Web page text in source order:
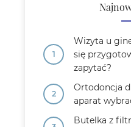
Wizyta u
się
zapytać?
Ortodoncja
aparat
Butelka z